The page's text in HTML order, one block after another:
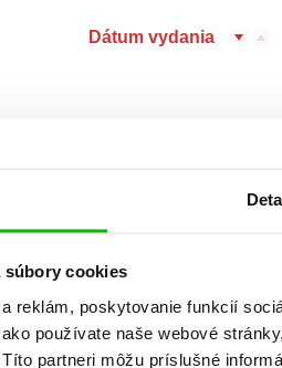
súbory cookies
reklám, poskytovanie funkcií
používate naše webové
partneri môžu príslušné
Dátum vydania